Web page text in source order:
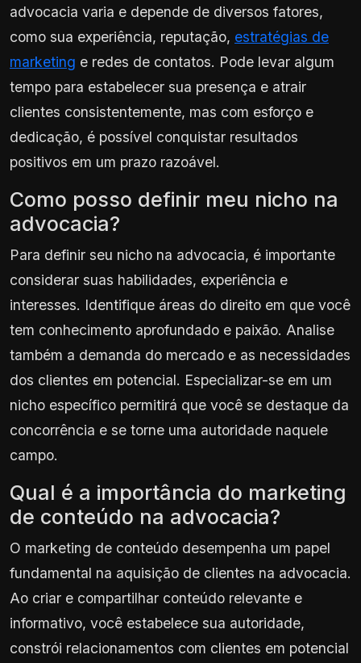
advocacia varia e depende de diversos fatores,
como sua experiência, reputação, estratégias de
marketing e redes de contatos. Pode levar algum
tempo para estabelecer sua presença e atrair
clientes consistentemente, mas com esforço e
dedicação, é possível conquistar resultados
positivos em um prazo razoável.
Como posso definir meu nicho na
advocacia?
Para definir seu nicho na advocacia, é importante
considerar suas habilidades, experiência e
interesses. Identifique áreas do direito em que você
tem conhecimento aprofundado e paixão. Analise
também a demanda do mercado e as necessidades
dos clientes em potencial. Especializar-se em um
nicho específico permitirá que você se destaque da
concorrência e se torne uma autoridade naquele
campo.
Qual é a importância do marketing
de conteúdo na advocacia?
O marketing de conteúdo desempenha um papel
fundamental na aquisição de clientes na advocacia.
Ao criar e compartilhar conteúdo relevante e
informativo, você estabelece sua autoridade,
constrói relacionamentos com clientes em potencial